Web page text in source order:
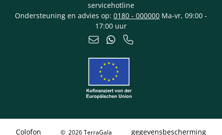
servicehotline
Ondersteuning en advies op: 0180 - 000000 Ma-vr, 09:00 -
17:00 uur
Colofon © 2026 TerraGala gegevensbescherming